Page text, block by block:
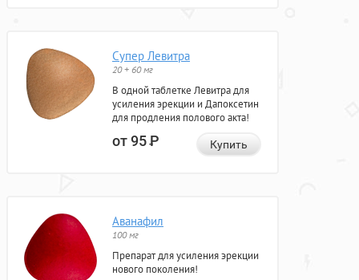
Супер Левитра
20 + 60 мг
В одной таблетке Левитра для
усиления эрекции и Дапоксетин
для продления полового акта!
от 95Р Купить
Аванафил
100 мг
Препарат для усиления эрекции
нового поколения!